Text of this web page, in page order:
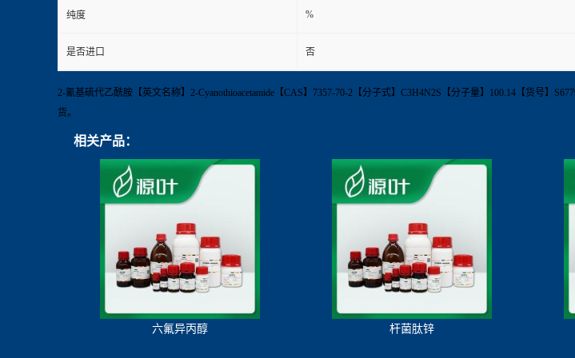
纯度 %
是否进口 否
2-氰基硫代乙酰胺【英文名称】2-Cyanothioacetamide【CAS】7357-70-2【分子式】C3H4N2S【分子量】100.14【货号】
货。
相关产品：
六氟异丙醇 杆菌肽锌